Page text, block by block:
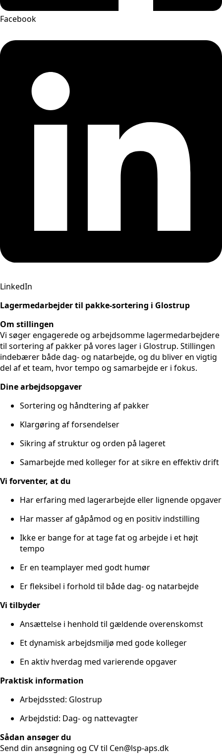
Facebook
LinkedIn
Lagermedarbejder til pakke-sortering i Glostrup
Om stillingen
Vi søger engagerede og arbejdsomme lagermedarbejdere
til sortering af pakker på vores lager i Glostrup. Stillingen
indebærer både dag- og natarbejde, og du bliver en vigtig
del af et team, hvor tempo og samarbejde er i fokus.
Dine arbejdsopgaver
Sortering og håndtering af pakker
Klargøring af forsendelser
Sikring af struktur og orden på lageret
Samarbejde med kolleger for at sikre en effektiv drift
Vi forventer, at du
Har erfaring med lagerarbejde eller lignende opgaver
Har masser af gåpåmod og en positiv indstilling
Ikke er bange for at tage fat og arbejde i et højt
tempo
Er en teamplayer med godt humør
Er fleksibel i forhold til både dag- og natarbejde
Vi tilbyder
Ansættelse i henhold til gældende overenskomst
Et dynamisk arbejdsmiljø med gode kolleger
En aktiv hverdag med varierende opgaver
Praktisk information
Arbejdssted: Glostrup
Arbejdstid: Dag- og nattevagter
Sådan ansøger du
Send din ansøgning og CV til Cen@lsp-aps.dk